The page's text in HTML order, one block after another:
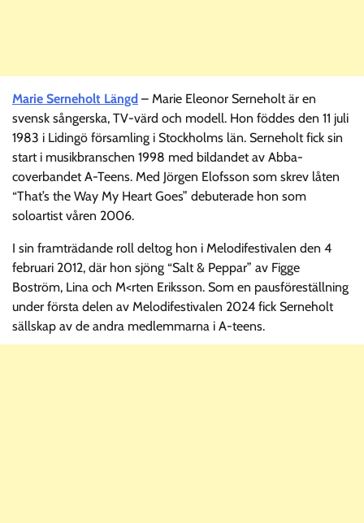
Marie Serneholt Längd – Marie Eleonor Serneholt är en
svensk sångerska, TV-värd och modell. Hon föddes den 11 juli
1983 i Lidingö församling i Stockholms län. Serneholt fick sin
start i musikbranschen 1998 med bildandet av Abba-
coverbandet A-Teens. Med Jörgen Elofsson som skrev låten
“That’s the Way My Heart Goes” debuterade hon som
soloartist våren 2006.
I sin framträdande roll deltog hon i Melodifestivalen den 4
februari 2012, där hon sjöng “Salt & Peppar” av Figge
Boström, Lina och M<rten Eriksson. Som en pausföreställning
under första delen av Melodifestivalen 2024 fick Serneholt
sällskap av de andra medlemmarna i A-teens.